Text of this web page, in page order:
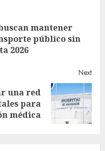
mantener
público sin
2026
Next
una red
para
médica